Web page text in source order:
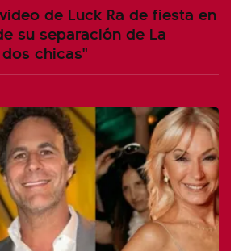
de Luck Ra de fiesta en
su separación de La
chicas"